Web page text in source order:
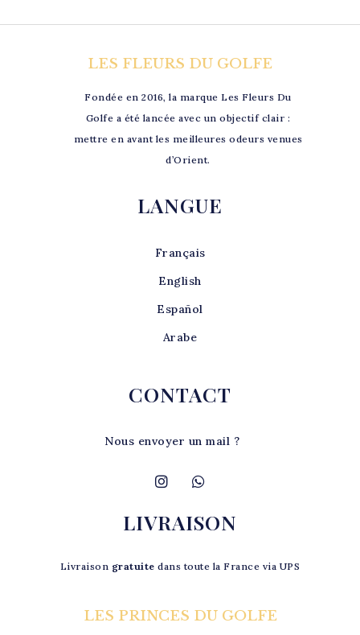
LES FLEURS DU GOLFE
Fondée en 2016, la marque Les Fleurs Du
Golfe a été lancée avec un objectif clair :
mettre en avant les meilleures odeurs venues
d’Orient.
LANGUE
Français
English
Español
Arabe
CONTACT
Nous envoyer un mail ?
LIVRAISON
Livraison gratuite dans toute la France via UPS
LES PRINCES DU GOLFE